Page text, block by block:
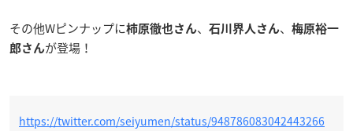
その他Wピンナップに柿原徹也さん、 石川界人さん、
梅原裕一
郎さんが登場！
https://twitter.com/seiyumen/status/948786083042443266